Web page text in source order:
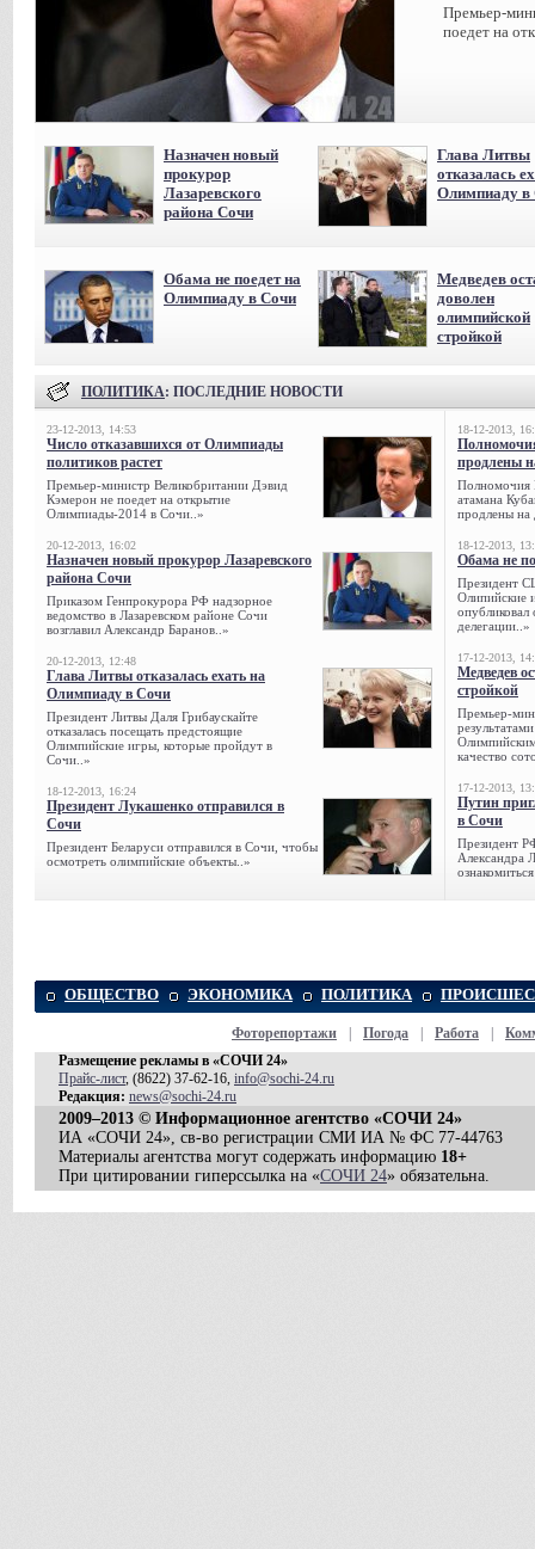
Премьер-
поедет на
Назначен новый
прокурор
Лазаревского
района Сочи
Глава Литвы
отказалась
Олимпиаду в
Обама не поедет на
Олимпиаду в Сочи
Медведев
доволен
олимпийской
стройкой
ПОЛИТИКА: ПОСЛЕДНИЕ НОВОСТИ
23-12-2013, 14:53
Число отказавшихся от Олимпиады
политиков растет
Премьер-министр Великобритании Дэвид
Кэмерон не поедет на открытие
Олимпиады-2014 в Сочи..»
20-12-2013, 16:02
Назначен новый прокурор Лазаревского
района Сочи
Приказом Генпрокурора РФ надзорное
ведомство в Лазаревском районе Сочи
возглавил Александр Баранов..»
20-12-2013, 12:48
Глава Литвы отказалась ехать на
Олимпиаду в Сочи
Президент Литвы Даля Грибаускайте
отказалась посещать предстоящие
Олимпийские игры, которые пройдут в
Сочи..»
18-12-2013, 16:24
Президент Лукашенко отправился в
Сочи
Президент Беларуси отправился в Сочи, чтобы
осмотреть олимпийские объекты..»
18-12-2013,
продлены
Полномочия
атамана
продлены на
18-12-2013,
Обама не
Президент
Олипийские
опубликовал
делегации..»
17-12-2013,
Медведев
стройкой
Премьер-
качество
17-12-2013,
Путин
в Сочи
Президент
Александра
ОБЩЕСТВО ЭКОНОМИКА ПОЛИТИКА
Фоторепортажи Погода Работа
Размещение рекламы в «СОЧИ 24»
Прайс-лист, (8622) 37-62-16, info@sochi-24.ru
Редакция: news@sochi-24.ru
2009–2013 © Информационное агентство «СОЧИ 24»
ИА «СОЧИ 24», св-во регистрации СМИ ИА № ФС 77-44763
Материалы агентства могут содержать информацию 18+
При цитировании гиперссылка на «СОЧИ 24» обязательна.